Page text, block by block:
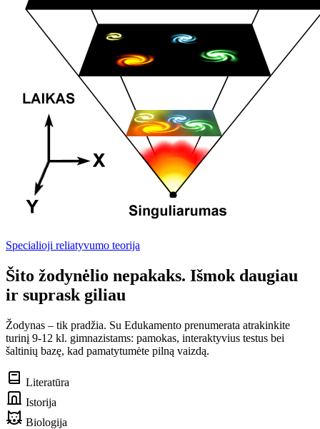
Specialioji reliatyvumo teorija
Šito žodynėlio nepakaks. Išmok daugiau
ir suprask giliau
Žodynas – tik pradžia. Su Edukamento prenumerata atrakinkite
turinį 9-12 kl. gimnazistams: pamokas, interaktyvius testus bei
šaltinių bazę, kad pamatytumėte pilną vaizdą.
Literatūra
Istorija
Biologija